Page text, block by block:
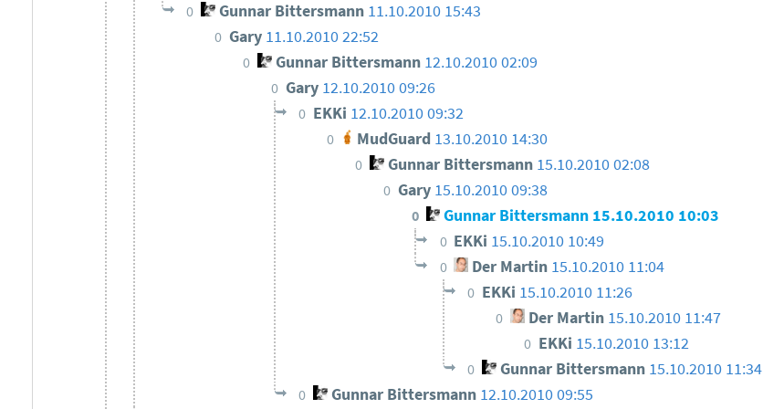
0 Gunnar Bittersmann 11.10.2010 15:43
0 Gary 11.10.2010 22:52
0 Gunnar Bittersmann 12.10.2010 02:09
0 Gary 12.10.2010 09:26
0 EKKi 12.10.2010 09:32
0 MudGuard 13.10.2010 14:30
0 Gunnar Bittersmann 15.10.2010 02:08
0 Gary 15.10.2010 09:38
0 Gunnar Bittersmann 15.10.2010 10:03
0 EKKi 15.10.2010 10:49
0 Der Martin 15.10.2010 11:04
0 EKKi 15.10.2010 11:26
0 Der Martin 15.10.2010 11:47
0 EKKi 15.10.2010 13:12
0 Gunnar Bittersmann 15.10.2010 11:34
0 Gunnar Bittersmann 12.10.2010 09:55